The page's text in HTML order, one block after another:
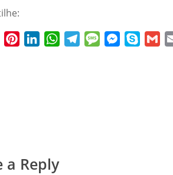
TwitterPinterestLinkedInWhatsAppTelegramMessageMessenger
Skype
a Reply